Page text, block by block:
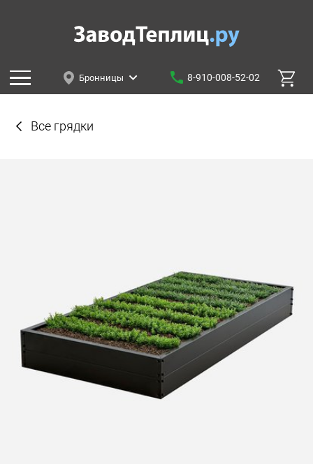
Бронницы 8-910-008-52-02
Все грядки